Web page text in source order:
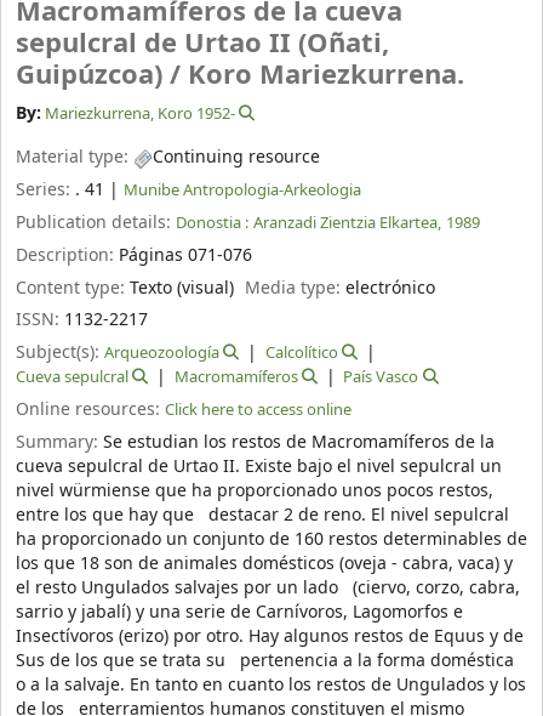
Macromamíferos de la cueva
sepulcral de Urtao II (Oñati,
Guipúzcoa) / Koro Mariezkurrena.
By: Mariezkurrena, Koro 1952-
Material type:
Continuing resource
Series: . 41 | Munibe Antropologia-Arkeologia
Publication details: Donostia : Aranzadi Zientzia Elkartea, 1989
Description: Páginas 071-076
Content type: Texto (visual) Media type:electrónico
ISSN: 1132-2217
Subject(s): Arqueozoología
Calcolítico
Cueva sepulcral
Macromamíferos País Vasco
Online resources: Click here to access online
Summary: Se estudian los restos de Macromamíferos de la
cueva sepulcral de Urtao II. Existe bajo el nivel sepulcral un
nivel würmiense que ha proporcionado unos pocos restos,
entre los que hay que destacar 2 de reno. El nivel sepulcral
ha proporcionado un conjunto de 160 restos determinables de
los que 18 son de animales domésticos (oveja - cabra, vaca) y
el resto Ungulados salvajes por un lado (ciervo, corzo, cabra,
sarrio y jabalí) y una serie de Carnívoros, Lagomorfos e
Insectívoros (erizo) por otro. Hay algunos restos de Equus y de
Sus de los que se trata su pertenencia a la forma doméstica
o a la salvaje. En tanto en cuanto los restos de Ungulados y los
de los enterramientos humanos constituyen el mismo